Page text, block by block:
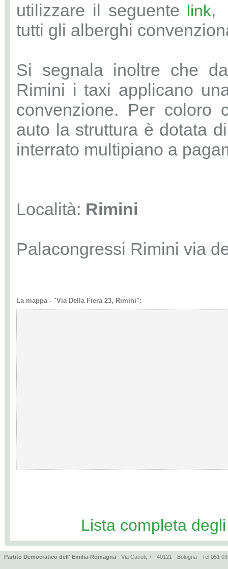
utilizzare il seguente link,
tutti gli alberghi
Si segnala inoltre che
Rimini i taxi applicano
convenzione. Per coloro
auto la struttura è dotata
interrato multipiano a
Località: Rimini
Palacongressi Rimini via
La mappa - "Via Della Fiera 23, Rimini":
Lista completa
Partito Democratico dell' Emilia-Romagna - Via Cairoli, 7 - 40121 - Bologna - Tel 051